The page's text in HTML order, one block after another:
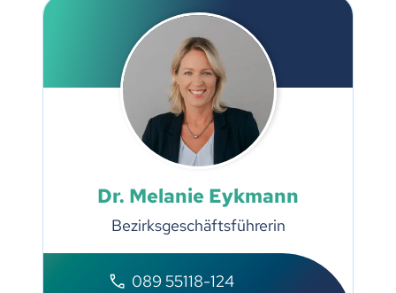
Dr. Melanie Eykmann
Bezirksgeschäftsführerin
089 55118-124